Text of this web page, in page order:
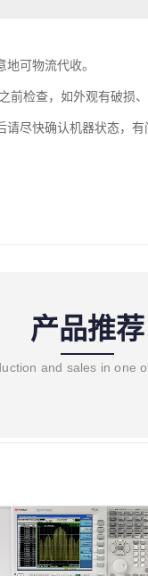
可物流代收。
前检查，如外观有破损
尽快确认机器状态，
产品推荐
and sales in one